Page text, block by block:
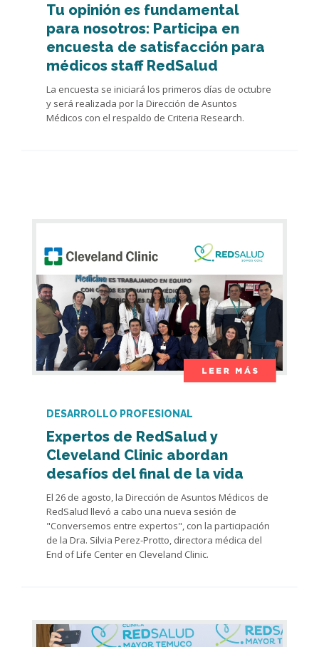
Tu opinión es fundamental
para nosotros: Participa en
encuesta de satisfacción para
médicos staff RedSalud
La encuesta se iniciará los primeros días de octubre
y será realizada por la Dirección de Asuntos
Médicos con el respaldo de Criteria Research.
DESARROLLO PROFESIONAL
Expertos de RedSalud y
Cleveland Clinic abordan
desafíos del final de la vida
El 26 de agosto, la Dirección de Asuntos Médicos de
RedSalud llevó a cabo una nueva sesión de
"Conversemos entre expertos", con la participación
de la Dra. Silvia Perez-Protto, directora médica del
End of Life Center en Cleveland Clinic.